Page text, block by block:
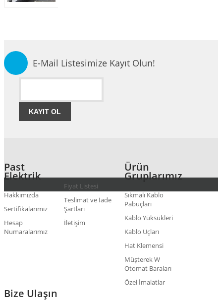
E-Mail Listesimize Kayıt Olun!
KAYIT OL
Past
Elektrik
Hakkımızda
Sertifikalarımız
Hesap
Numaralarımız
Fiyat Listesi
Teslimat ve İade
Şartları
İletişim
Ürün
Gruplarımız
Sıkmalı Kablo
Pabuçları
Kablo Yüksükleri
Kablo Uçları
Hat Klemensi
Müşterek W
Otomat Baraları
Özel İmalatlar
Bize Ulaşın